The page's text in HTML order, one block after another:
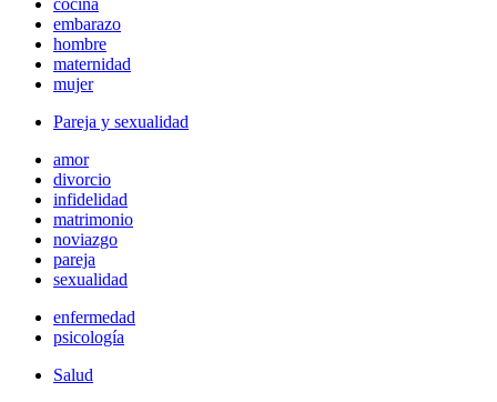
cocina
embarazo
hombre
maternidad
mujer
Pareja y sexualidad
amor
divorcio
infidelidad
matrimonio
noviazgo
pareja
sexualidad
enfermedad
psicología
Salud